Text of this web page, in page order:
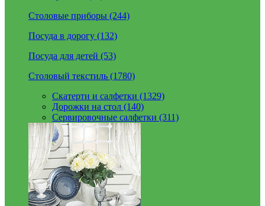
Столовые приборы (244)
Посуда в дорогу (132)
Посуда для детей (53)
Столовый текстиль (1780)
Скатерти и салфетки (1329)
Дорожки на стол (140)
Сервировочные салфетки (311)